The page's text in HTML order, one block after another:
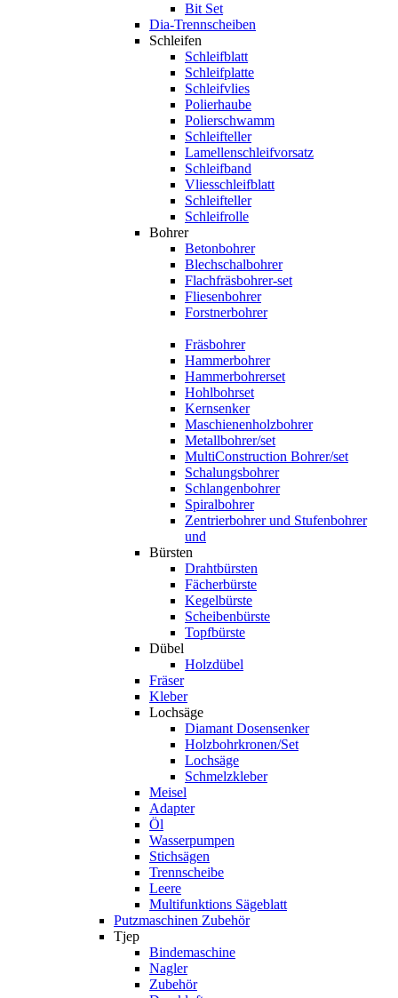
Bit Set
Dia-Trennscheiben
Schleifen
Schleifblatt
Schleifplatte
Schleifvlies
Polierhaube
Polierschwamm
Schleifteller
Lamellenschleifvorsatz
Schleifband
Vliesschleifblatt
Schleifteller
Schleifrolle
Bohrer
Betonbohrer
Blechschalbohrer
Flachfräsbohrer-set
Fliesenbohrer
Forstnerbohrer
Fräsbohrer
Hammerbohrer
Hammerbohrerset
Hohlbohrset
Kernsenker
Maschienenholzbohrer
Metallbohrer/set
MultiConstruction Bohrer/set
Schalungsbohrer
Schlangenbohrer
Spiralbohrer
Zentrierbohrer und Stufenbohrer
und
Bürsten
Drahtbürsten
Fächerbürste
Kegelbürste
Scheibenbürste
Topfbürste
Dübel
Holzdübel
Fräser
Kleber
Lochsäge
Diamant Dosensenker
Holzbohrkronen/Set
Lochsäge
Schmelzkleber
Meisel
Adapter
Öl
Wasserpumpen
Stichsägen
Trennscheibe
Leere
Multifunktions Sägeblatt
Putzmaschinen Zubehör
Tjep
Bindemaschine
Nagler
Zubehör